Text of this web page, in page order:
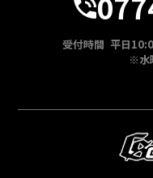
受付時間 平日
※水